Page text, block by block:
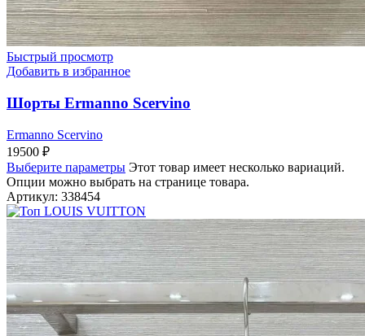
Быстрый просмотр
Добавить в избранное
Шорты Ermanno Scervino
Ermanno Scervino
19500 ₽
Выберите параметры Этот товар имеет несколько вариаций.
Опции можно выбрать на странице товара.
Артикул: 338454